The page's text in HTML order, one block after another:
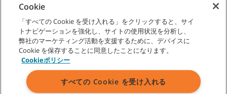
2026 テナントカンパニー 無断複写･転載を禁じます。
サイトマップ
Cookie
「すべての Cookie を受け入れる」をクリックすると、サイ
トナビゲーションを強化し、サイトの使用状況を分析し、
弊社のマーケティング活動を支援するために、デバイスに
Cookie を保存することに同意したことになります。
Cookieポリシー
すべての Cookie を受け入れる